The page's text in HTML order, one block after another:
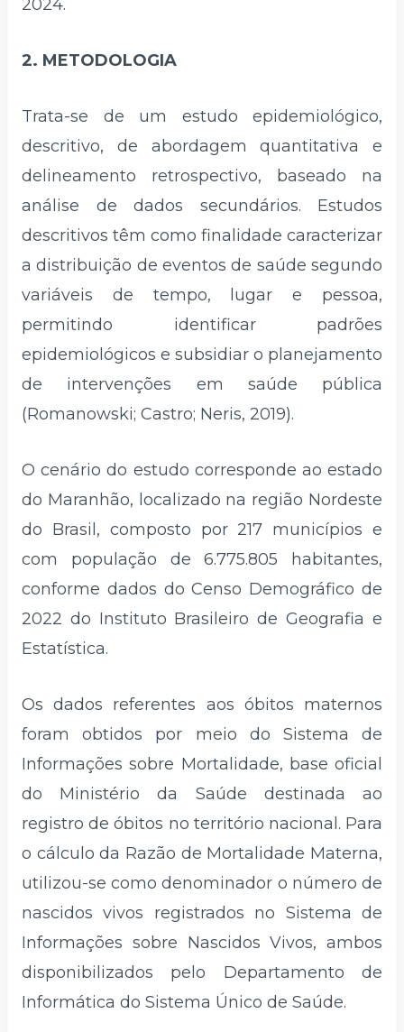
2024.
2. METODOLOGIA
Trata-se de um estudo epidemiológico,
descritivo, de abordagem quantitativa e
delineamento retrospectivo, baseado na
análise de dados secundários. Estudos
descritivos têm como finalidade caracterizar
a distribuição de eventos de saúde segundo
variáveis de tempo, lugar e pessoa,
permitindo identificar padrões
epidemiológicos e subsidiar o planejamento
de intervenções em saúde pública
(Romanowski; Castro; Neris, 2019).
O cenário do estudo corresponde ao estado
do Maranhão, localizado na região Nordeste
do Brasil, composto por 217 municípios e
com população de 6.775.805 habitantes,
conforme dados do Censo Demográfico de
2022 do Instituto Brasileiro de Geografia e
Estatística.
Os dados referentes aos óbitos maternos
foram obtidos por meio do Sistema de
Informações sobre Mortalidade, base oficial
do Ministério da Saúde destinada ao
registro de óbitos no território nacional. Para
o cálculo da Razão de Mortalidade Materna,
utilizou-se como denominador o número de
nascidos vivos registrados no Sistema de
Informações sobre Nascidos Vivos, ambos
disponibilizados pelo Departamento de
Informática do Sistema Único de Saúde.